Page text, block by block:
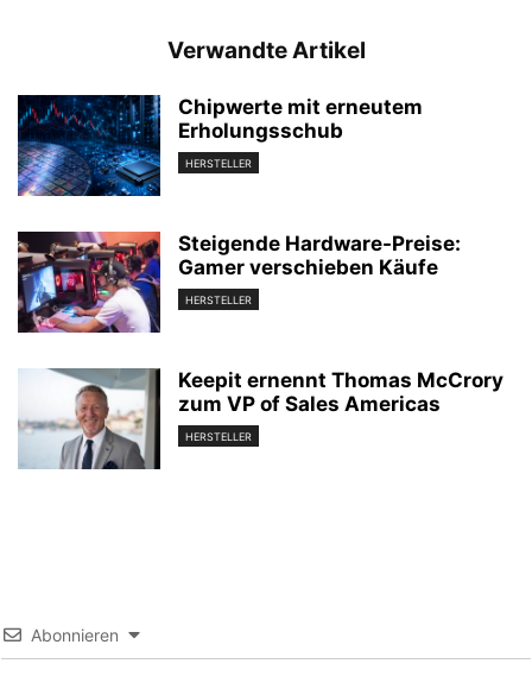
Verwandte Artikel
Chipwerte mit erneutem
Erholungsschub
HERSTELLER
Steigende Hardware-Preise:
Gamer verschieben Käufe
HERSTELLER
Keepit ernennt Thomas McCrory
zum VP of Sales Americas
HERSTELLER
Abonnieren